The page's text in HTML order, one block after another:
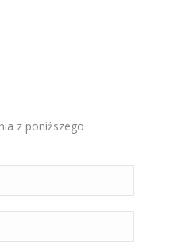
z poniższego